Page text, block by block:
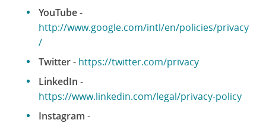
YouTube-
http://www.google.com/intl/en/policies/privacy
/
Twitter- https://twitter.com/privacy
LinkedIn -
https://www.linkedin.com/legal/privacy-policy
Instagram -